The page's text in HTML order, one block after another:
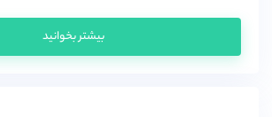
بیشتر بخوانید